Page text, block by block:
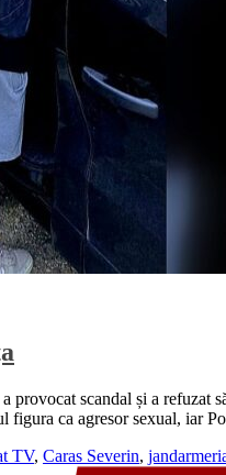
provocat scandal și a
figura ca agresor sexual, iar
TV, Caras Severin,